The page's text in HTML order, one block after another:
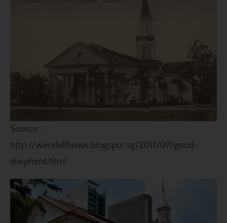
Source :
http://wendellhowe.blogspot.sg/2011/07/good-
shepherd.html